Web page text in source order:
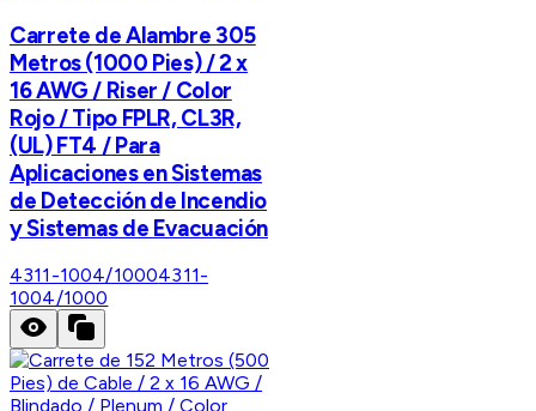
Carrete de Alambre 305
Metros (1000 Pies) / 2 x
16 AWG / Riser / Color
Rojo / Tipo FPLR, CL3R,
(UL) FT4 / Para
Aplicaciones en Sistemas
de Detección de Incendio
y Sistemas de Evacuación
4311-1004/10004311-
1004/1000